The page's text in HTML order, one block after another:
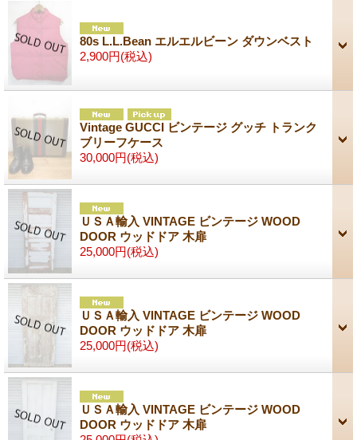
80s L.L.Bean エルエルビーン ダウンベスト
2,900円(税込)
Vintage GUCCI ビンテージ グッチ トランク
ブリーフケース
30,000円(税込)
ＵＳＡ輸入 VINTAGE ビンテージ WOOD
DOOR ウッドドア 木扉
25,000円(税込)
ＵＳＡ輸入 VINTAGE ビンテージ WOOD
DOOR ウッドドア 木扉
25,000円(税込)
ＵＳＡ輸入 VINTAGE ビンテージ WOOD
DOOR ウッドドア 木扉